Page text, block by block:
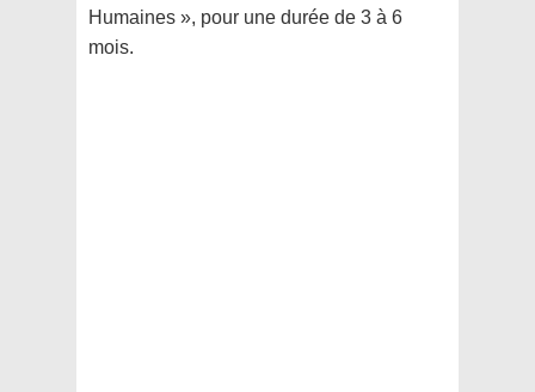
Humaines », pour une durée de 3 à 6
mois.